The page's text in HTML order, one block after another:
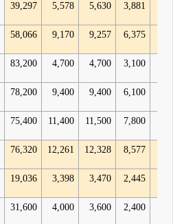
39,297 5,578 5,630 3,881
58,066 9,170 9,257 6,375
83,200 4,700 4,700 3,100
78,200 9,400 9,400 6,100
75,400 11,400 11,500 7,800
76,320 12,261 12,328 8,577
19,036 3,398 3,470 2,445
31,600 4,000 3,600 2,400